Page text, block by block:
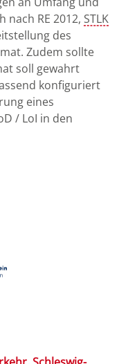
RE 2012, STLK
des
Zudem sollte
soll gewahrt
konfiguriert
eines
/ LoI in den